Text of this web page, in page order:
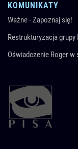
KOMUNIKATY
Ważne - Zapoznaj się!
Restrukturyzacja grupy
Oświadczenie Roger